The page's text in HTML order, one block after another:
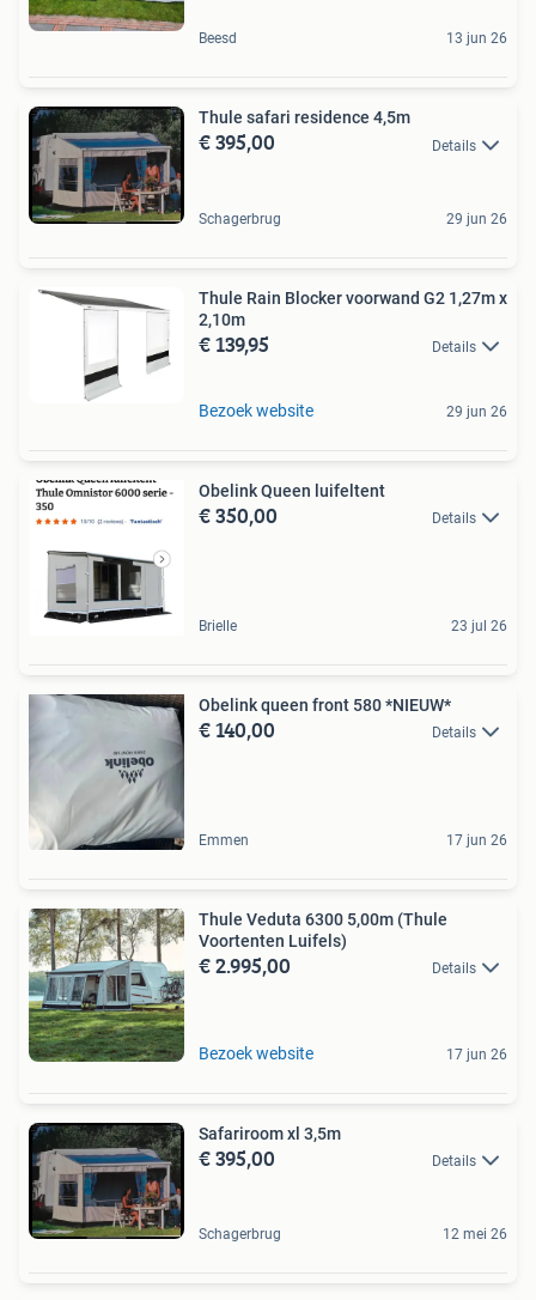
Beesd 13 jun 26
Thule safari residence 4,5m
€ 395,00 Details
Schagerbrug 29 jun 26
Thule Rain Blocker voorwand G2 1,27m x
2,10m
€ 139,95 Details
Bezoek website 29 jun 26
Obelink Queen luifeltent
€ 350,00 Details
Brielle 23 jul 26
Obelink queen front 580 *NIEUW*
€ 140,00 Details
Emmen 17 jun 26
Thule Veduta 6300 5,00m (Thule
Voortenten Luifels)
€ 2.995,00 Details
Bezoek website 17 jun 26
Safariroom xl 3,5m
€ 395,00 Details
Schagerbrug 12 mei 26